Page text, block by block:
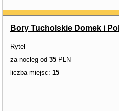
Bory Tucholskie Domek i
Rytel
za nocleg od 35 PLN
liczba miejsc: 15